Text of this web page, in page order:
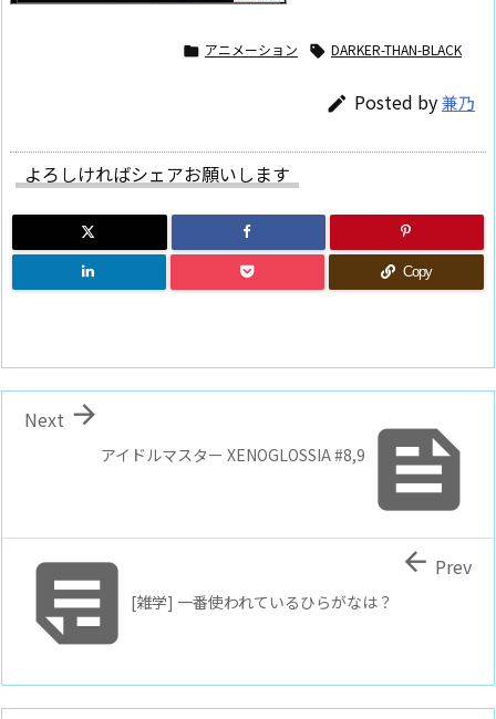
 アニメーション  DARKER-THAN-BLACK
 Posted by兼乃
よろしければシェアお願いします
Copy

アイドルマスター XENOGLOSSIA #8,9

Next
[雑学] 一番使われているひらがなは？
 Prev